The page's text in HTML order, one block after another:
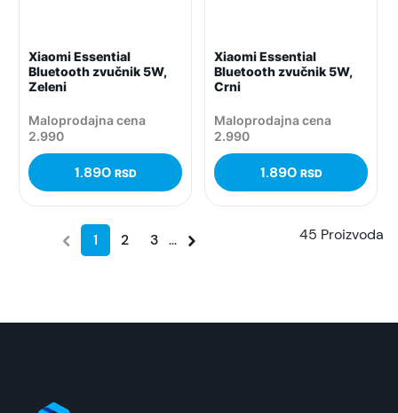
Xiaomi Essential
Bluetooth zvučnik 5W,
Zeleni
Maloprodajna cena
2.990
1.890 RSD
Xiaomi Essential
Bluetooth zvučnik 5W,
Crni
Maloprodajna cena
2.990
1.890 RSD
1 2 3 ... 45 Proizvoda